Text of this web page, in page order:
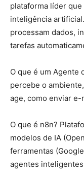
plataforma líder
inteligência
processam dados,
tarefas
O que é um Agente
percebe o
age, como enviar e-
O que é n8n?
modelos de IA
ferramentas
agentes